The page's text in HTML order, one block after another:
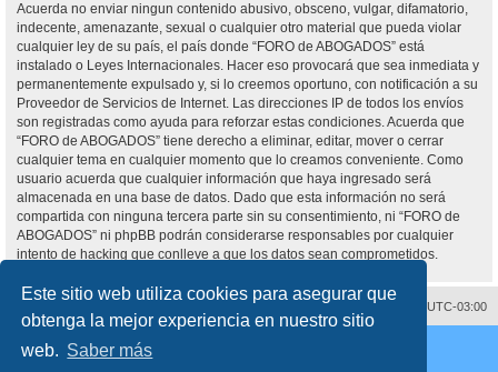
Este sitio web utiliza cookies para asegurar que
obtenga la mejor experiencia en nuestro sitio
web. Saber más
Acuerda no enviar ningun contenido abusivo, obsceno, vulgar, difamatorio,
indecente, amenazante, sexual o cualquier otro material que pueda violar
cualquier ley de su país, el país donde “FORO de ABOGADOS” está
instalado o Leyes Internacionales. Hacer eso provocará que sea inmediata y
permanentemente expulsado y, si lo creemos oportuno, con notificación a su
Proveedor de Servicios de Internet. Las direcciones IP de todos los envíos
son registradas como ayuda para reforzar estas condiciones. Acuerda que
“FORO de ABOGADOS” tiene derecho a eliminar, editar, mover o cerrar
cualquier tema en cualquier momento que lo creamos conveniente. Como
usuario acuerda que cualquier información que haya ingresado será
almacenada en una base de datos. Dado que esta información no será
compartida con ninguna tercera parte sin su consentimiento, ni “FORO de
ABOGADOS” ni phpBB podrán considerarse responsables por cualquier
intento de hacking que conlleve a que los datos sean comprometidos.
Todos los horarios son UTC-03:00
Borrar cookies
Desarrollado por
® Forum Software © phpBB Limited
Traducción al español porphpBB España